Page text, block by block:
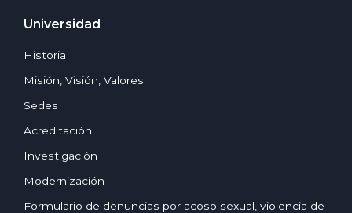
Universidad
Historia
Misión, Visión, Valores
Sedes
Acreditación
Investigación
Modernización
Formulario de denuncias por acoso sexual, violencia de